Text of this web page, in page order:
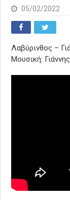
05/02/2022
Λαβύρινθος –
Μουσική: